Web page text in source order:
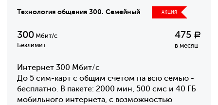
Технология общения 300. Семейный АКЦИЯ
300 Мбит/с
Безлимит
475 Р
в месяц
Интернет 300 Мбит/с
До 5 сим-карт с общим счетом на всю семью -
бесплатно. В пакете: 2000 мин, 500 смс и 40 ГБ
мобильного интернета, с возможностью